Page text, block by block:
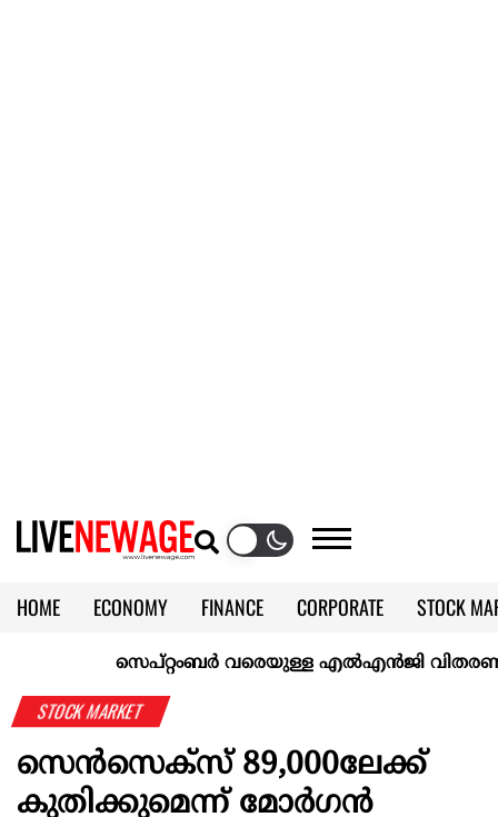
HOME ECONOMY FINANCE CORPORATE
STOCK
KERALA @70
സെപ്റ്റംബർ വരെയുള്ള എൽഎൻജി വിതരണം
STOCK MARKET
സെൻസെക്സ് 89,000ലേക്ക്
കുതിക്കുമെന്ന് മോർഗൻ